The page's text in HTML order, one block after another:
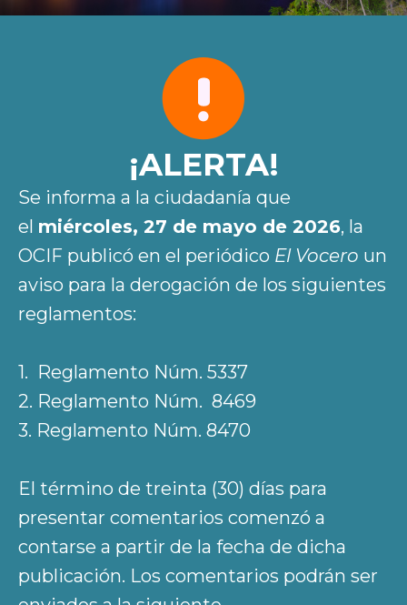
¡ALERTA!
Se informa a la ciudadanía que
el miércoles, 27 de mayo de 2026, la
OCIF publicó en el periódico El Vocero un
aviso para la derogación de los siguientes
reglamentos:
1. Reglamento Núm. 5337
2. Reglamento Núm. 8469
3. Reglamento Núm. 8470
El término de treinta (30) días para
presentar comentarios comenzó a
contarse a partir de la fecha de dicha
publicación. Los comentarios podrán ser